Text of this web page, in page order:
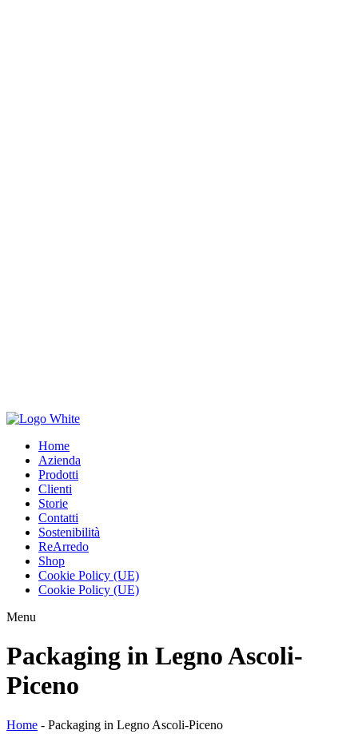
Home
Azienda
Prodotti
Clienti
Storie
Contatti
Sostenibilità
ReArredo
Shop
Cookie Policy (UE)
Cookie Policy (UE)
Menu
Packaging in Legno Ascoli-
Piceno
Home - Packaging in Legno Ascoli-Piceno